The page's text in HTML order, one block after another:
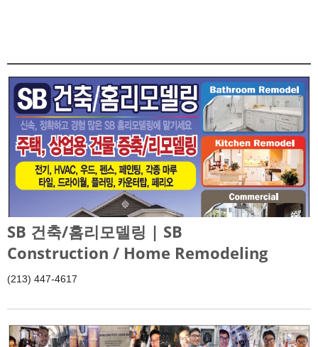
SB 건축/홈리모델링 | SB
Construction / Home Remodeling
(213) 447-4617